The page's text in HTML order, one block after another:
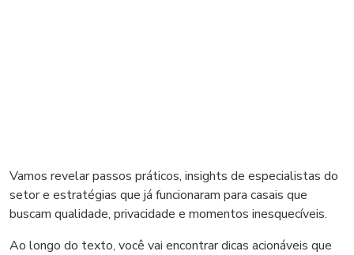
Vamos revelar passos práticos, insights de especialistas do
setor e estratégias que já funcionaram para casais que
buscam qualidade, privacidade e momentos inesquecíveis.
Ao longo do texto, você vai encontrar dicas acionáveis que